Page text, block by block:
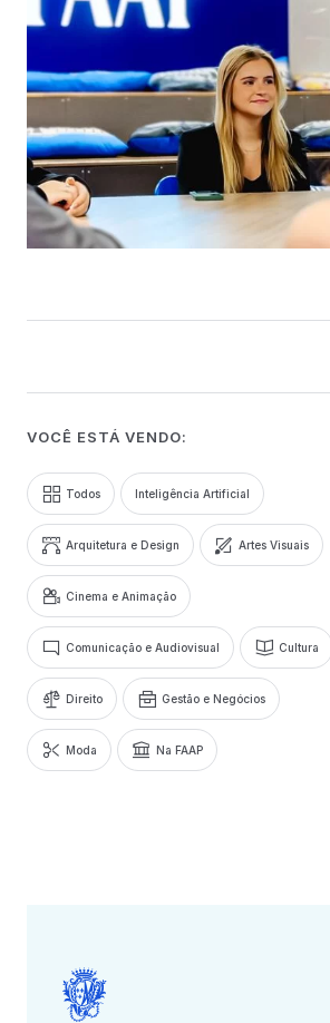
VOCÊ ESTÁ VENDO:
Todos Inteligência Artificial
Arquitetura e Design Artes Visuais
Cinema e Animação
Comunicação e Audiovisual Cultura
Direito Gestão e Negócios
Moda Na FAAP